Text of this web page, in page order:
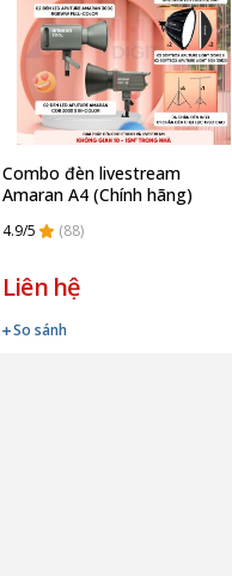
Combo đèn livestream
Amaran A4 (Chính hãng)
4.9/5 (88)
Liên hệ
So sánh